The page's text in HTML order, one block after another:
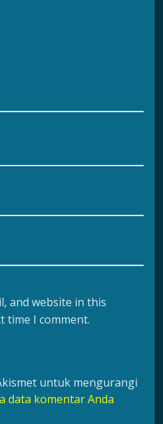
and website in this
time I comment.
untuk mengurangi
data komentar Anda